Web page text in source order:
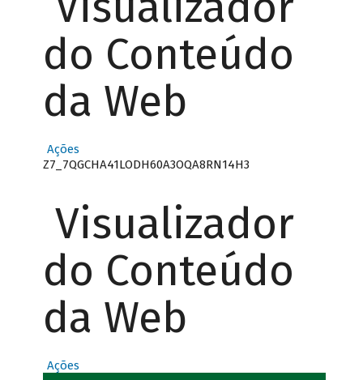
do Conteúdo
da Web
Ações
Z7_7QGCHA41LODH60A3OQA8RN14H3
Visualizador
do Conteúdo
da Web
Ações